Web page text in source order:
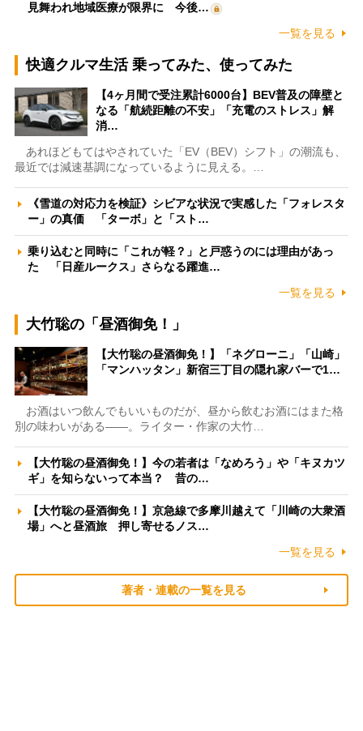
見舞われ地域医療が限界に 今後…
一覧を見る
快適クルマ生活 乗ってみた、使ってみた
【4ヶ月間で受注累計6000台】BEV普及の障壁と
なる「航続距離の不安」「充電のストレス」解
消…
あれほどもてはやされていた「EV（BEV）シフト」の潮流も、
最近では減速基調になっているように見える。…
《雪道の対応力を検証》シビアな状況で実感した「フォレスタ
ー」の真価 「ターボ」と「スト…
乗り込むと同時に「これが軽？」と戸惑うのには理由があっ
た 「日産ルークス」さらなる躍進…
一覧を見る
大竹聡の「昼酒御免！」
【大竹聡の昼酒御免！】「ネグローニ」「山崎」
「マンハッタン」新宿三丁目の隠れ家バーで1…
お酒はいつ飲んでもいいものだが、昼から飲むお酒にはまた格
別の味わいがある――。ライター・作家の大竹…
【大竹聡の昼酒御免！】今の若者は「なめろう」や「キヌカツ
ギ」を知らないって本当？ 昔の…
【大竹聡の昼酒御免！】京急線で多摩川越えて「川崎の大衆酒
場」へと昼酒旅 押し寄せるノス…
一覧を見る
著者・連載の一覧を見る